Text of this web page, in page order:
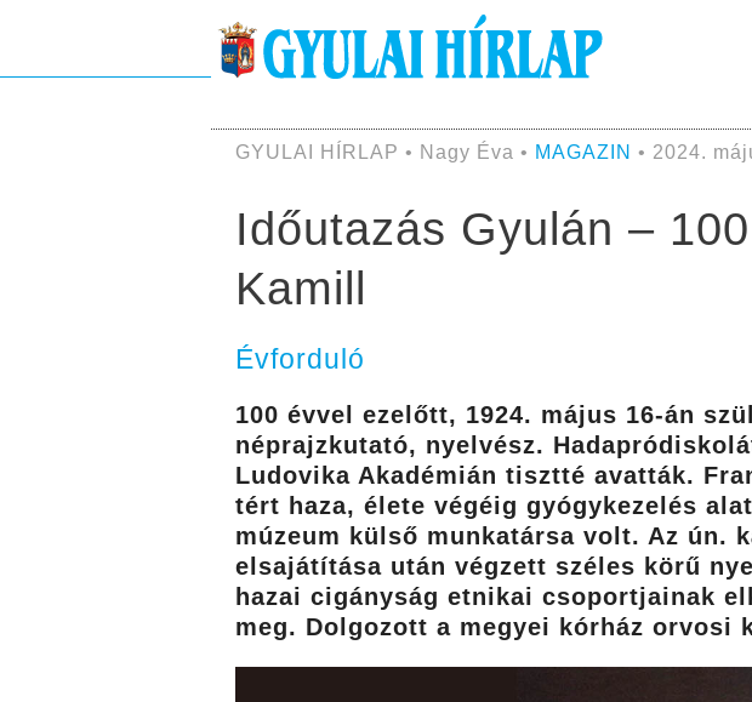
GYULAI HÍRLAP • Nagy Éva • MAGAZIN • 2024.
Időutazás Gyulán –
Kamill
Évforduló
100 évvel ezelőtt, 1924. május 16-án
néprajzkutató, nyelvész.
Ludovika Akadémián tisztté avatták.
tért haza, élete végéig gyógykezelés
múzeum külső munkatársa volt. Az ún.
elsajátítása után végzett széles körű
hazai cigányság etnikai csoportjainak
meg. Dolgozott a megyei kórház orvosi